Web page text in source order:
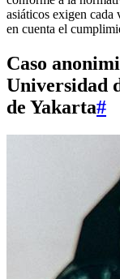
asiáticos exigen cada
en cuenta el
Caso
Universidad
de Yakarta#